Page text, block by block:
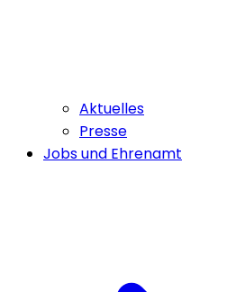
Aktuelles
Presse
Jobs und Ehrenamt